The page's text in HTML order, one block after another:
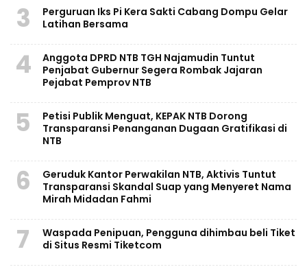
3
Perguruan Iks Pi Kera Sakti Cabang Dompu Gelar
Latihan Bersama
4
Anggota DPRD NTB TGH Najamudin Tuntut
Penjabat Gubernur Segera Rombak Jajaran
Pejabat Pemprov NTB
5
Petisi Publik Menguat, KEPAK NTB Dorong
Transparansi Penanganan Dugaan Gratifikasi di
NTB
6
Geruduk Kantor Perwakilan NTB, Aktivis Tuntut
Transparansi Skandal Suap yang Menyeret Nama
Mirah Midadan Fahmi
7
Waspada Penipuan, Pengguna dihimbau beli Tiket
di Situs Resmi Tiketcom